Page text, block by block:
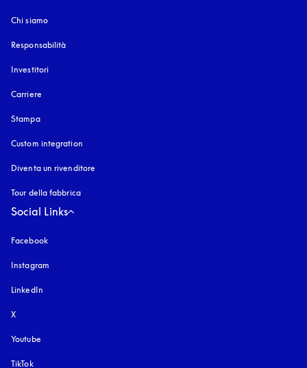
Chi siamo
Responsabilità
Investitori
Carriere
Stampa
Custom integration
Diventa un rivenditore
Tour della fabbrica
Social Links
Facebook
Instagram
LinkedIn
X
Youtube
TikTok